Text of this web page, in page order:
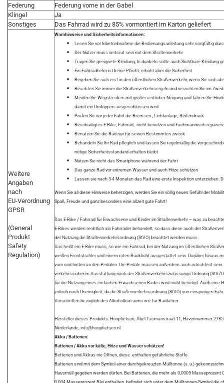
Federung
Federung vorne in der Gabel
Klingel
Ja
Sonstiges
Das Fahrrad wird zu 85% vormontiert im Karton geliefert
Weitere
Angaben
nach
EU-Verordnung
GPSR
(General
Produkt
Safety
Regulation)
Warnhinweise und Sicherheitsinformationen:
Lesen Sie vor Inbetriebnahme die Bedienungsanleitung sehr sorgfältig
Der Nutzer muss vertraut sein mit dem Straßenverkehr
Tragen Sie geeignete Kleidung, In dunkeln sollte auch Sichtbare Kleidung
Ein Fahrradhelm ist keine Pflicht, erhöht aber die Sicherheit
Begeben Sie sich erst in den öffentlichen Straßenverkehr, wenn Sie sich
Beachten Sie immer die Straßenverkehrsregeln und verzichten Sie im
Meiden Sie Wegstrecken mit großer seitlicher Neigung und fahren Sie
damit ein Umkippen ausgeschlossen wird
Prüfen Sie vor jeder Fahrt die Bremsen , Lichtanlage, Reifendruck
Beschädigtes E-Bike, Fahrrad, nicht benutzen und Fachmännisch
Benutzen Sie die Rad nur für seinen Bestimmten zweck
Behandeln Sie Ihr Rad pfleglich und lassen Sie regelmäßig die
nötige Sicherheitsstandard erhalten bleibt
Nutzen Sie nicht das Smartphone während der Fahrt
Das ganze Rad vor extremen Wasser und auch Hitze schützen
Lassen sie nach 3-4 Monaten das Rad eine erste Inspektion unterziehen.
Wenn Sie all diese Hinweise beherzigen, werden Sie ein völlig neues Gefühl der
Spaß, Freude und ganz besonders eine allzeit gute Fahrt!
Das E-Bike / Fahrrad für Erwachsene und Kinder im Straßenverkehr – was zu
E-Bikes werden rechtlich als Fahrräder behandelt, so dass diese auch der
der Nutzung die Straßenverkehrsordnung (StVO) beachtet werden muss.
Das heißt ein E-Bike muss, so wie ein Fahrrad, bei der Nutzung im öffentlichen
weißen Frontstrahler und einem roten Rücklicht ausgestattet sein. Darüber hinaus
vorn und hinten an den Pedalen. Die Pedale müssen außerdem auch rutschfest
verkehrssicheren Ausstattung nach der Straßenverkehrszulassungs-Ordnung
für die Nutzung eines einfachen Erwachsenen Rades wird nicht benötigt. Auch
jedoch noch Uneinigkeit, da die Straßenverkehrsordnung (StVO) von einspurigen
Vorschriften bezüglich des Alkoholkonsums wie für Radfahrer.
Hersteller dieses Produkts: Hoopfietsen, Abel Tasmanstraat 11, Havennummer
Niederlande, info@hoopfietsen.nl
Akku / Batterien:
Batterien / Akku vor kälte, Hitze und Wasser schützen!
Betterien und Akkus nie Öffnen, diese enthalten gefährliche Stoffe.
Batterien sind mit dem Symbol einer durchgekreuzten Mülltonne (s. u.)
Hausmüll gegeben werden dürfen. Bei Batterien, die mehr als 0,0005
0,004 Masseprozent Blei enthalten, befindet sich unter dem Mülltonnen-Symbol